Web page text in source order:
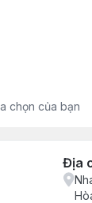
chọn của bạn
Địa